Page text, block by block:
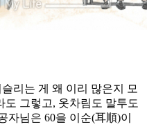
리는 게 왜 이리 많은지 모
도 그렇고, 옷차림도 말투도
자님은 60을 이순(耳順)이